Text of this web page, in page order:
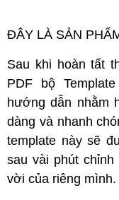
ĐÂY LÀ SẢN
Sau khi hoàn tất
PDF bộ
hướng dẫn nhằm
dàng và nhanh
template này sẽ
sau vài phút
vời của riêng mình.